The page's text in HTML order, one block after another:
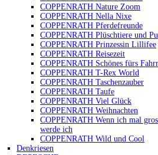
COPPENRATH Nature Zoom
COPPENRATH Nella Nixe
COPPENRATH Pferdefreunde
COPPENRATH Plüschtiere und
COPPENRATH Prinzessin Lillifee
COPPENRATH Reisezeit
COPPENRATH Schönes fürs
COPPENRATH T-Rex World
COPPENRATH Taschenzauber
COPPENRATH Taufe
COPPENRATH Viel Glück
COPPENRATH Weihnachten
COPPENRATH Wenn ich mal
werde ich
COPPENRATH Wild und Cool
Denkriesen